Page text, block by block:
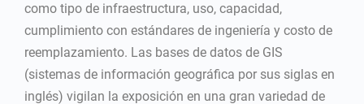
como tipo de infraestructura, uso, capacidad,
cumplimiento con estándares de ingeniería y costo de
reemplazamiento. Las bases de datos de GIS
(sistemas de información geográfica por sus siglas en
inglés) vigilan la exposición en una gran variedad de